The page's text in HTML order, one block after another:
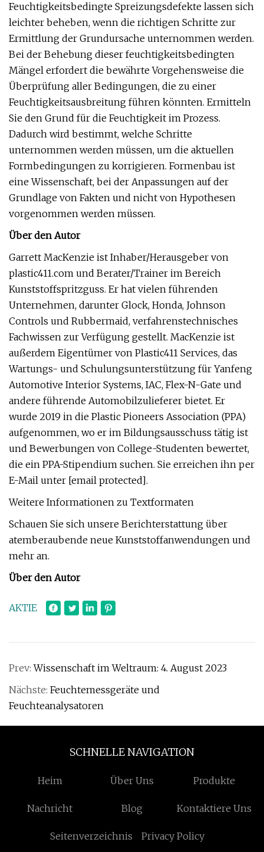
Feuchtigkeitsbedingte Spreizungsdefekte lassen sich
leichter beheben, wenn die richtigen Schritte zur
Ermittlung der Grundursache unternommen werden.
Bei der Behebung dieser feuchtigkeitsbedingten
Mängel erfordert die bewährte Vorgehensweise die
Überprüfung aller Bedingungen, die zu einer
Feuchtigkeitsausbreitung führen könnten. Ermitteln
Sie den Grund für die Feuchtigkeit im Prozess.
Dadurch wird bestimmt, welche Schritte
unternommen werden müssen, um die aktuellen
Formbedingungen zu korrigieren. Formenbau ist
eine Wissenschaft, bei der Anpassungen auf der
Grundlage von Fakten und nicht von Hypothesen
vorgenommen werden müssen.
Über den Autor
Garrett MacKenzie ist Inhaber/Herausgeber von
plastic411.com und Berater/Trainer im Bereich
Kunststoffspritzguss. Er hat vielen führenden
Unternehmen, darunter Glock, Honda, Johnson
Controls und Rubbermaid, verfahrenstechnisches
Fachwissen zur Verfügung gestellt. MacKenzie ist
außerdem Eigentümer von Plastic411 Services, das
Wartungs- und Schulungsunterstützung für Yanfeng
Automotive Interior Systems, IAC, Flex-N-Gate und
andere führende Automobilzulieferer bietet. Er
wurde 2019 in die Plastic Pioneers Association (PPA)
aufgenommen, wo er im Bildungsausschuss tätig ist
und Bewerbungen von College-Studenten bewertet,
die ein PPA-Stipendium suchen. Sie erreichen ihn per
E-Mail unter [email protected].
Weitere Informationen zu Textformaten
Schauen Sie sich unsere Berichterstattung über
atemberaubende neue Kunststoffanwendungen und
mehr an.
Über den Autor
AKTIE
Prev:Wissenschaft im Weltraum: 4. August 2023
Nächste: Feuchtemessgeräte und
Feuchteanalysatoren
SCHNELLE NAVIGATION
Heim Über Uns Produkte
Nachricht Blog Kontaktiere Uns
Seitenverzeichnis Privacy Policy